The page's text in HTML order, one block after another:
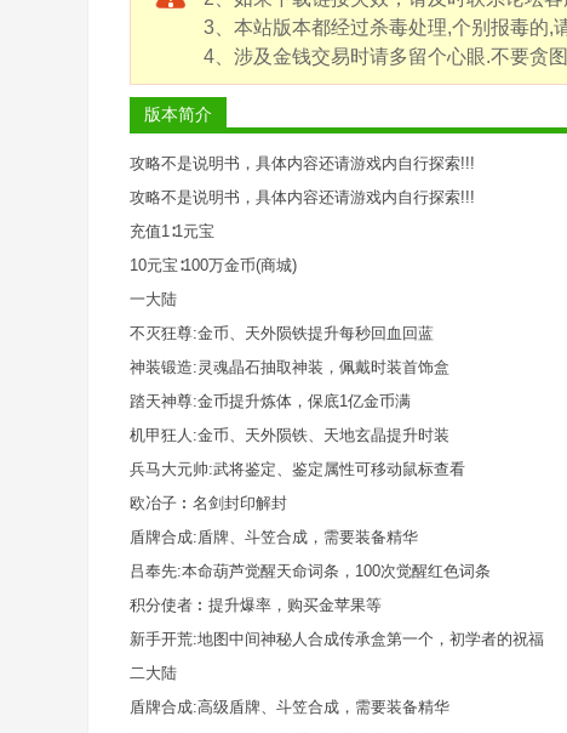
3、本站版本都经过杀毒处理,个别报毒的,
4、涉及金钱交易时请多留个心眼.不要贪
版本简介
攻略不是说明书，具体内容还请游戏内自行探索!!!
攻略不是说明书，具体内容还请游戏内自行探索!!!
充值1∶1元宝
10元宝∶100万金币(商城)
一大陆
不灭狂尊:金币、天外陨铁提升每秒回血回蓝
神装锻造:灵魂晶石抽取神装，佩戴时装首饰盒
踏天神尊:金币提升炼体，保底1亿金币满
机甲狂人:金币、天外陨铁、天地玄晶提升时装
兵马大元帅:武将鉴定、鉴定属性可移动鼠标查看
欧冶子︰名剑封印解封
盾牌合成:盾牌、斗笠合成，需要装备精华
吕奉先:本命葫芦觉醒天命词条，100次觉醒红色词条
积分使者︰提升爆率，购买金苹果等
新手开荒:地图中间神秘人合成传承盒第一个，初学者的祝福
二大陆
盾牌合成:高级盾牌、斗笠合成，需要装备精华